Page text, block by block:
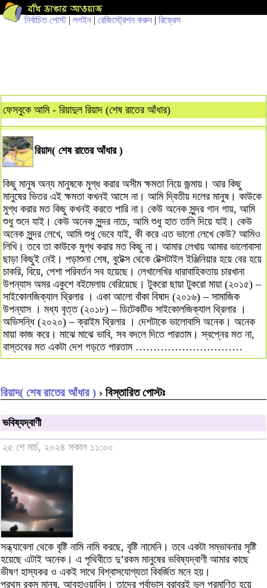
নির্বাচিত পোস্ট| লগইন | রেজিস্ট্রেশন করুন | রিফ্রেস
ফেসবুকে আমি - রিয়াদুল রিয়াদ (শেষ রাতের আঁধার)
রিয়াদ( শেষ রাতের আঁধার )
কিছু মানুষ অন্য মানুষকে মুগ্ধ করার অসীম ক্ষমতা নিয়ে জন্মায়। আর কিছু
মানুষের ভিতর এই ক্ষমতা কখনই আসে না। আমি দ্বিতীয় দলের মানুষ। কাউকে
মুগ্ধ করার মত কিছু কখনই করতে পারি না। কেউ অনেক সুন্দর গান গায়, আমি
শুধু শুনে যাই। কেউ অনেক সুন্দর নাচে, আমি শুধু হাত তালি দিয়ে যাই। কেউ
অনেক সুন্দর লেখে, আমি শুধু ভেবে যাই, কী করে এত ভালো লেখে কেউ? আমিও
লিখি। তবে তা কাউকে মুগ্ধ করার মত কিছু না। আমার লেখায় আমার ভালোবাসা
ছাড়া কিছুই নেই। পড়াশুনা শেষ, বুটেক্স থেকে টেক্সটাইল ইঞ্জিনিয়ার হয়ে বের হয়ে
চাকরি, বিয়ে, পেশা পরিবর্তন সব হয়েছে। লেখালেখির ধারাবাহিকতায় চারখানা
উপন্যাস অমর একুশে বইমেলায় বেরিয়েছে। টুকরো ছায়া টুকরো মায়া (২০১৫) –
সাইকোলজিক্যাল থ্রিলার । একা আলো বাঁকা বিষাদ (২০১৬) – সামাজিক
উপন্যাস । মধ্য বৃত্ত (২০১৮) – ডিটেকটিভ সাইকোলজিক্যাল থ্রিলার ।
অভিসন্ধি (২০২০) – ক্রাইম থ্রিলার । দেশটাকে ভালোবাসি অনেক। অনেক
মায়া কাজ করে। মাঝে মাঝে ভাবি, সব বদলে দিতে পারতাম। স্বপ্নের মত না,
বাস্তবের মত একটা দেশ গড়তে পারতাম …………………………
রিয়াদ( শেষ রাতের আঁধার ) › বিস্তারিত পোস্টঃ
ভবিষ্যদ্‌বাণী
২৫ শে মার্চ, ২০২৪ সকাল ১১:০০
সন্ধ্যাবেলা থেকে বৃষ্টি নামি নামি করছে, বৃষ্টি নামেনি। তবে একটা সম্ভাবনার সৃষ্টি
হয়েছে এটাই অনেক। এ পৃথিবীতে দু’রকম মানুষের ভবিষ্যদ্‌বাণী আমার কাছে
ভীষণ হাস্যকর ও একই সাথে বিশ্বাসযোগ্যতা বিবর্জিত মনে হয়।
প্রথম রকম মানুষ, আবহাওয়াবিদ। তাদের পূর্বাভাস বরাবরই ভুল প্রমাণিত হয়ে